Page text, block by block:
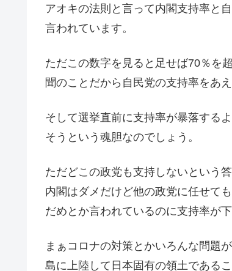
アオキの法則と言って内閣支持率と
言われています。
ただこの数字を見ると足せば70％を
聞のことだから自民党の支持率をあ
そして選挙直前に支持率が暴落する
そうという魂胆なのでしょう。
ただどこの政党も支持しないという
内閣はダメだけど他の政党に任せて
だめとか言われているのに支持率が
まぁコロナの対策とかいろんな問題
島に上陸して日本固有の領土である